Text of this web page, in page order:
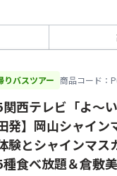
りバスツアー 商品コード：
関西テレビ「よ～
発】岡山シャイ
験とシャインマス
種食べ放題＆倉敷